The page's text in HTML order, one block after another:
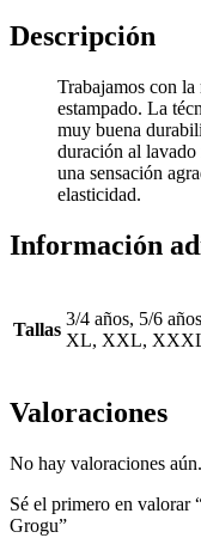
Descripción
Trabajamos con
estampado. La
muy buena
duración al
una sensación
elasticidad.
Información
Tallas
3/4 años, 5/6
XL, XXL,
Valoraciones
No hay valoraciones aún.
Sé el primero en valorar
Grogu”